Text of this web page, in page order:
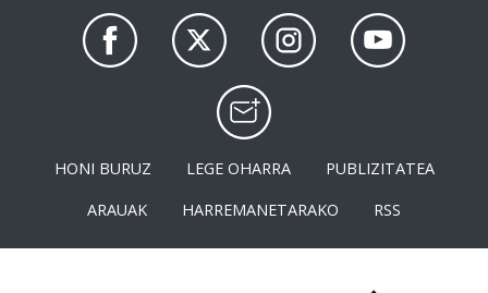
HONI BURUZ LEGE OHARRA
PUBLIZITATEA
ARAUAK
HARREMANETARAKO RSS